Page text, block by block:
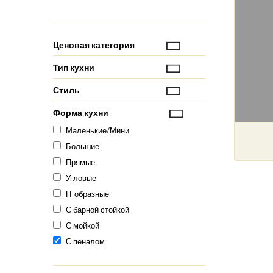
Ценовая категория
Тип кухни
Стиль
Форма кухни
Маленькие/Мини
Большие
Прямые
Угловые
П-образные
С барной стойкой
С мойкой
С пеналом